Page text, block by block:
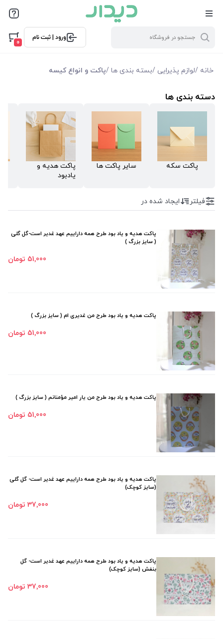
ورود | ثبت نام
0
خانه /لوازم پذیرایی /بسته بندی ها /پاکت و انواع کیسه
دسته بندی ها
پاکت سکه سایر پاکت ها
پاکت هدیه و
یادبود
فیلتر بر اساس قیمت
فیلترها
نمایش همه محصولات
فیلتر ایجاد شده در
پاکت هدیه و یاد بود طرح همه داراییم عهد غدیر است-گل گلی
( سایز بزرگ )
51٬000 تومان
پاکت هدیه و یاد بود طرح من غدیری ام ( سایز بزرگ )
51٬000 تومان
پاکت هدیه و یاد بود طرح من یار امیر مؤمنانم ( سایز بزرگ )
51٬000 تومان
پاکت هدیه و یاد بود طرح همه داراییم عهد غدیر است- گل گلی
(سایز کوچک)
37٬000 تومان
پاکت هدیه و یاد بود طرح همه داراییم عهد غدیر است- گل
بنفش (سایز کوچک)
37٬000 تومان